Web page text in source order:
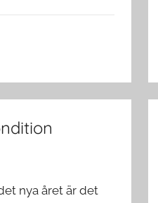
nya året är det